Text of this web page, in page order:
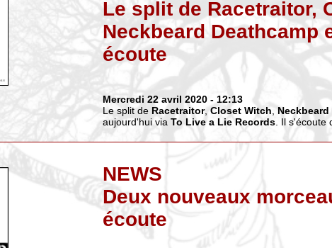
Le split de Racetraitor,
Neckbeard Deathcamp
écoute
Mercredi 22 avril 2020 - 12:13
Le split de Racetraitor, Closet Witch Neckbeard
aujourd'hui via To Live a Lie Records. Il s'écoute
NEWS
Deux nouveaux
écoute